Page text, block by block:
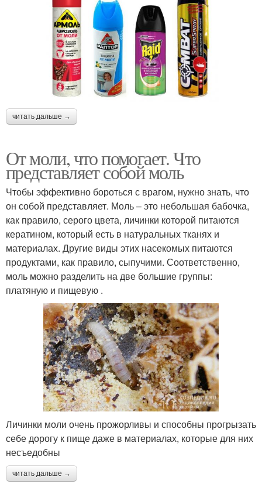
читать дальше →
От моли, что помогает. Что
представляет собой моль
Чтобы эффективно бороться с врагом, нужно знать, что
он собой представляет. Моль – это небольшая бабочка,
как правило, серого цвета, личинки которой питаются
кератином, который есть в натуральных тканях и
материалах. Другие виды этих насекомых питаются
продуктами, как правило, сыпучими. Соответственно,
моль можно разделить на две большие группы:
платяную и пищевую .
Личинки моли очень прожорливы и способны прогрызать
себе дорогу к пище даже в материалах, которые для них
несъедобны
читать дальше →